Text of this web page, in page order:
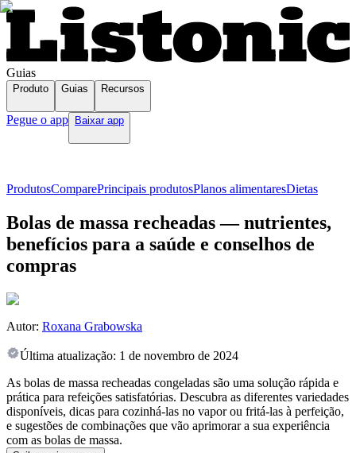
Guias
Produto Guias Recursos
Pegue o app Baixar app
ProdutosComparePrincipais produtosPlanos alimentaresDietas
Bolas de massa recheadas — nutrientes,
benefícios para a saúde e conselhos de
compras
Autor: Roxana Grabowska
Última atualização: 1 de novembro de 2024
As bolas de massa recheadas congeladas são uma solução rápida e
prática para refeições satisfatórias. Descubra as diferentes variedades
disponíveis, dicas para cozinhá-las no vapor ou fritá-las à perfeição,
e sugestões de combinações que vão aprimorar a sua experiência
com as bolas de massa.